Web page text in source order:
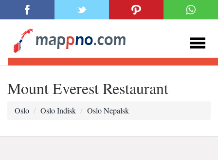
Mount Everest Restaurant
Oslo Oslo Indisk Oslo Nepalsk